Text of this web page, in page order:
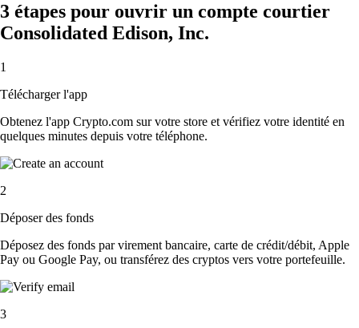
3 étapes pour ouvrir un compte courtier
Consolidated Edison, Inc.
1
Télécharger l'app
Obtenez l'app Crypto.com sur votre store et vérifiez votre identité en
quelques minutes depuis votre téléphone.
2
Déposer des fonds
Déposez des fonds par virement bancaire, carte de crédit/débit, Apple
Pay ou Google Pay, ou transférez des cryptos vers votre portefeuille.
3